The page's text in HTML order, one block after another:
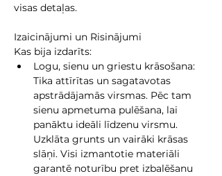
visas detaļas.
Izaicinājumi un Risinājumi
Kas bija izdarīts:
Logu, sienu un griestu krāsošana:
Tika attīrītas un sagatavotas
apstrādājamās virsmas. Pēc tam
sienu apmetuma pulēšana, lai
panāktu ideāli līdzenu virsmu.
Uzklāta grunts un vairāki krāsas
slāņi. Visi izmantotie materiāli
garantē noturību pret izbalēšanu